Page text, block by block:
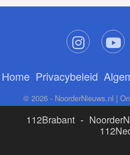
Home Privacybeleid
© 2026 - NoorderNieuws.nl |
112Brabant -